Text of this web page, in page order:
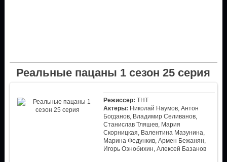
Реальные пацаны 1 сезон 25 серия
Режиссер: ТНТ
Актеры: Николай Наумов, Антон
Богданов, Владимир Селиванов,
Станислав Тляшев, Мария
Скорницкая, Валентина Мазунина,
Марина Федункив, Армен Бежанян,
Игорь Ознобихин, Алексей Базанов